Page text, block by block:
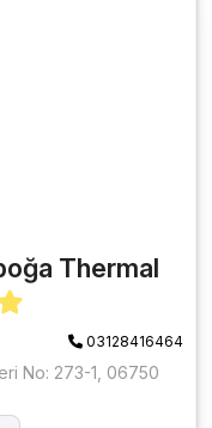
Thermal
03128416464
No: 273-1, 06750